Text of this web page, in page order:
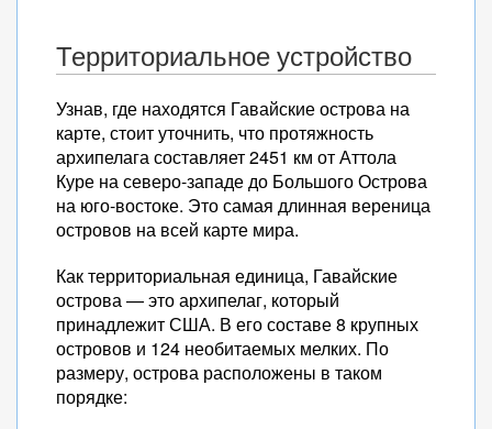
Территориальное устройство
Узнав, где находятся Гавайские острова на
карте, стоит уточнить, что протяжность
архипелага составляет 2451 км от Аттола
Куре на северо-западе до Большого Острова
на юго-востоке. Это самая длинная вереница
островов на всей карте мира.
Как территориальная единица, Гавайские
острова — это архипелаг, который
принадлежит США. В его составе 8 крупных
островов и 124 необитаемых мелких. По
размеру, острова расположены в таком
порядке: